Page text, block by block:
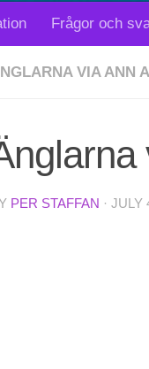
Frågor och
VIA ANN
PER STAFFAN · JULY